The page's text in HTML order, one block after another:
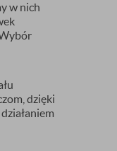
w nich
dzięki